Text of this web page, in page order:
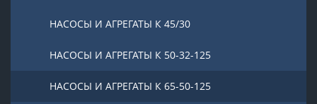
НАСОСЫ И АГРЕГАТЫ К 45/30
НАСОСЫ И АГРЕГАТЫ К 50-32-125
НАСОСЫ И АГРЕГАТЫ К 65-50-125